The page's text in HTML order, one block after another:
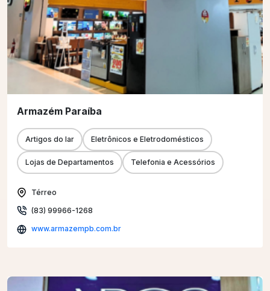
Armazém Paraíba
Artigos do lar Eletrônicos e Eletrodomésticos
Lojas de Departamentos Telefonia e Acessórios
Térreo
(83) 99966-1268
www.armazempb.com.br